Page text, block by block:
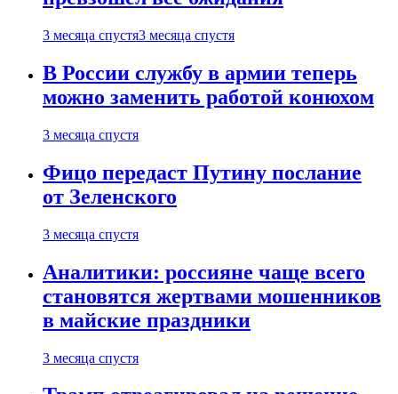
3 месяца спустя3 месяца спустя
В России службу в армии теперь
можно заменить работой конюхом
3 месяца спустя
Фицо передаст Путину послание
от Зеленского
3 месяца спустя
Аналитики: россияне чаще всего
становятся жертвами мошенников
в майские праздники
3 месяца спустя